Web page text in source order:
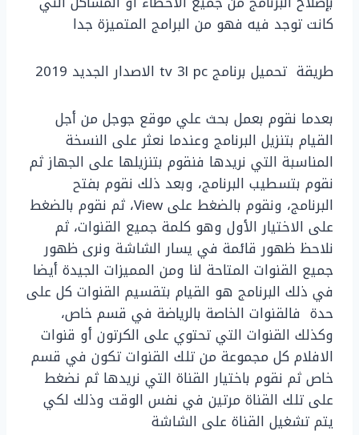
كانت توجد فيه فهو من البرامج المتميزة جدا
طريقة تحميل برنامج tv 3l pc الاصدار الجديد 2019
بعدما نقوم بعمل بحث علي موقع جوجل من أجل
القيام بتنزيل البرنامج وعندما نعثر على النسخة
المناسبة التي نريدها فنقوم بتنزيلها على الجهاز ثم
نقوم بتسطيب البرنامج، وبعد ذلك نقوم بفتح
البرنامج، ونقوم بالضغط على View، ثم نقوم بالضغط
على الاختيار الأول وهو كلمة جميع القنوات، ثم
نلاحظ ظهور قائمة في يسار الشاشة ونرى ظهور
جميع القنوات المتاحة لنا ومن المميزات الجيدة أيضا
في ذلك البرنامج هو القيام بتقسيم القنوات كل على
حدة فالقنوات الخاصة بالرياضة في قسم خاص،
وكذلك القنوات التي تحتوي على الكرتون أو قنوات
الافلام كل مجموعة من تلك القنوات تكون في قسم
خاص ثم نقوم باختيار القناة التي نريدها ثم نضغط
على تلك القناة مرتين في نفس الوقت وذلك لكي
يتم تشغيل القناة على الشاشة